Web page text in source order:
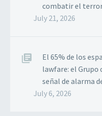
combatir el
July 21, 2026
El 65% de los
lawfare: el Grupo
señal de alarma
July 6, 2026